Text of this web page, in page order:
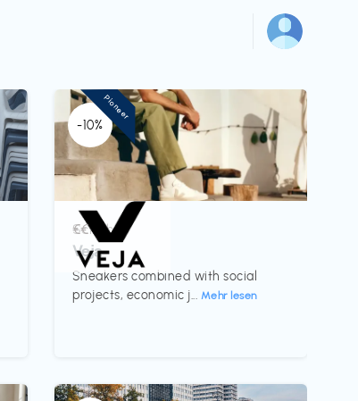
-10%
Schuhe
Veja
Sneakers combined with social
projects, economic j... Mehr lesen
€€‎
Pioneer